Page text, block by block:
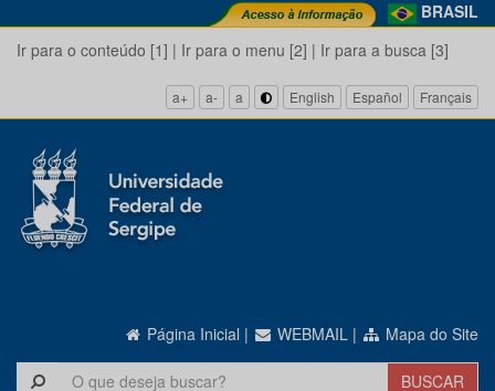
BRASIL
Ir para o conteúdo [1] | Ir para o menu [2] | Ir para a busca [3]
a+ a- a English Español Français
Página Inicial | WEBMAIL | Mapa do Site